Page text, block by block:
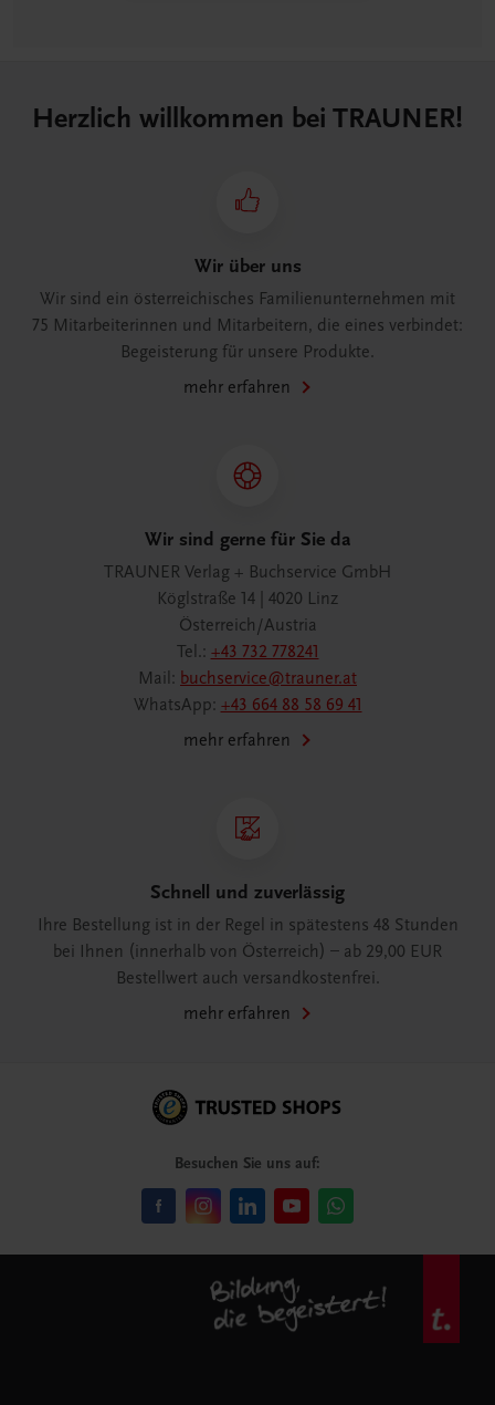
Herzlich willkommen bei TRAUNER!
Wir über uns
Wir sind ein österreichisches Familienunternehmen mit
75 Mitarbeiterinnen und Mitarbeitern, die eines verbindet:
Begeisterung für unsere Produkte.
mehr erfahren
Wir sind gerne für Sie da
TRAUNER Verlag + Buchservice GmbH
Köglstraße 14 | 4020 Linz
Österreich/Austria
Tel.: +43 732 778241
Mail: buchservice@trauner.at
WhatsApp: +43 664 88 58 69 41
mehr erfahren
Schnell und zuverlässig
Ihre Bestellung ist in der Regel in spätestens 48 Stunden
bei Ihnen (innerhalb von Österreich) – ab 29,00 EUR
Bestellwert auch versandkostenfrei.
mehr erfahren
Besuchen Sie uns auf: